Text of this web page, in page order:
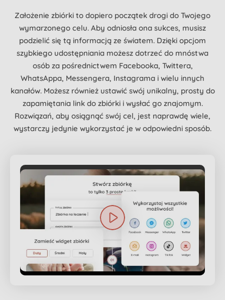
Założenie zbiórki to dopiero początek drogi do Twojego
wymarzonego celu. Aby odniosła ona sukces, musisz
podzielić się tą informacją ze światem. Dzięki opcjom
szybkiego udostępniania możesz dotrzeć do mnóstwa
osób za pośrednictwem Facebooka, Twittera,
WhatsAppa, Messengera, Instagrama i wielu innych
kanałów. Możesz również ustawić swój unikalny, prosty do
zapamiętania link do zbiórki i wysłać go znajomym.
Rozwiązań, aby osiągnąć swój cel, jest naprawdę wiele,
wystarczy jedynie wykorzystać je w odpowiedni sposób.